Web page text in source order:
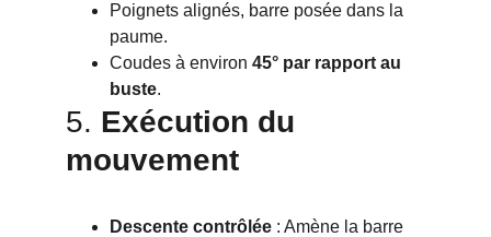
Poignets alignés, barre posée dans la
paume.
Coudes à environ 45° par rapport au
buste.
5. Exécution du
mouvement
Descente contrôlée : Amène la barre